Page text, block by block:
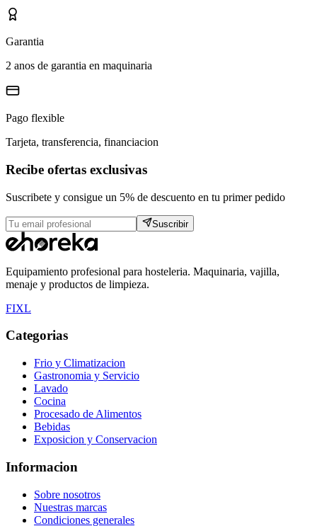
Garantia
2 anos de garantia en maquinaria
Pago flexible
Tarjeta, transferencia, financiacion
Recibe ofertas exclusivas
Suscribete y consigue un 5% de descuento en tu primer pedido
Suscribir
Equipamiento profesional para hosteleria. Maquinaria, vajilla,
menaje y productos de limpieza.
FIXL
Categorias
Frio y Climatizacion
Gastronomia y Servicio
Lavado
Cocina
Procesado de Alimentos
Bebidas
Exposicion y Conservacion
Informacion
Sobre nosotros
Nuestras marcas
Condiciones generales